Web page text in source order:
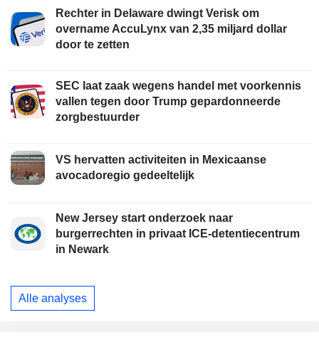
Rechter in Delaware dwingt Verisk om
overname AccuLynx van 2,35 miljard dollar
door te zetten
SEC laat zaak wegens handel met voorkennis
vallen tegen door Trump gepardonneerde
zorgbestuurder
VS hervatten activiteiten in Mexicaanse
avocadoregio gedeeltelijk
New Jersey start onderzoek naar
burgerrechten in privaat ICE-detentiecentrum
in Newark
Alle analyses